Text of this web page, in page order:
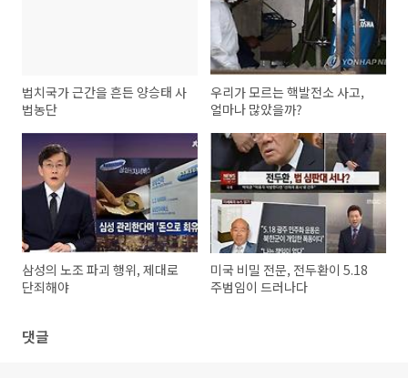
법치국가 근간을 흔든 양승태 사
법농단
우리가 모르는 핵발전소 사고,
얼마나 많았을까?
삼성의 노조 파괴 행위, 제대로
단죄해야
미국 비밀 전문, 전두환이 5.18
주범임이 드러나다
댓글